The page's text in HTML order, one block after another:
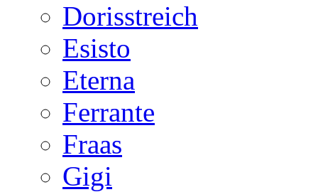
Dorisstreich
Esisto
Eterna
Ferrante
Fraas
Gigi